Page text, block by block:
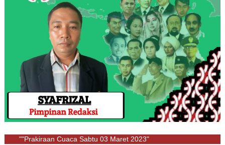
""Prakiraan Cuaca Sabtu 03 Maret 2023"